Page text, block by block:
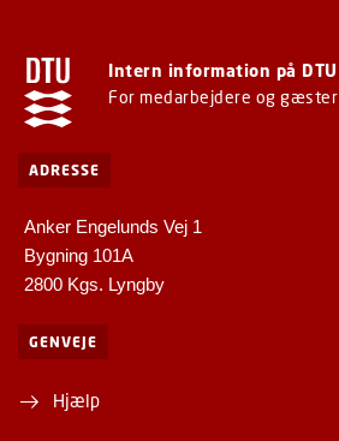
Intern information på DTU
For medarbejdere og gæster
ADRESSE
Anker Engelunds Vej 1
Bygning 101A
2800 Kgs. Lyngby
GENVEJE
Hjælp